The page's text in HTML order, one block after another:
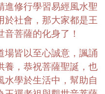
進修行學習易經風水聖
於社會，那大家都是王
菩薩的化身了！
場皆以至心誠意，諷誦
養，恭祝菩薩聖誕，也
水學於生活中，幫助自